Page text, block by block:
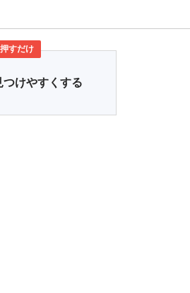
すだけ
けやすくする